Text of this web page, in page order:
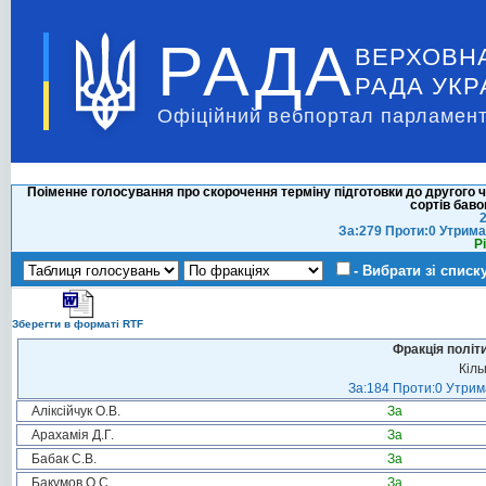
РАДА РАДА
Офіційний вебпортал
Поіменне голосування про скорочення терміну підготовки до
сортів
За:279 Проти:0
- Вибрати зі
Зберегти в форматі RTF
Фракція
За:184 Проти:0
Аліксійчук О.В.
За
Арахамія Д.Г.
За
Бабак С.В.
За
Бакумов О.С.
За